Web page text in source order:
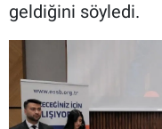
geldiğini söyledi.